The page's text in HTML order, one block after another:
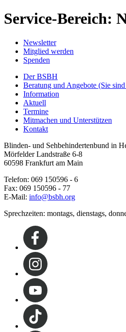
Service-Bereich:
Newsletter
Mitglied werden
Spenden
Der BSBH
Beratung und Angebote (Sie
Information
Aktuell
Termine
Mitmachen und Unterstützen
Kontakt
Blinden- und Sehbehindertenbund in
Mörfelder Landstraße 6-8
60598 Frankfurt am Main
Telefon: 069 150596 - 6
Fax: 069 150596 - 77
E-Mail: info@bsbh.org
Sprechzeiten: montags, dienstags,